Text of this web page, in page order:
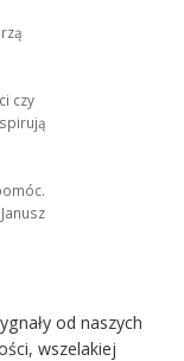
czy
od naszych
wszelakiej